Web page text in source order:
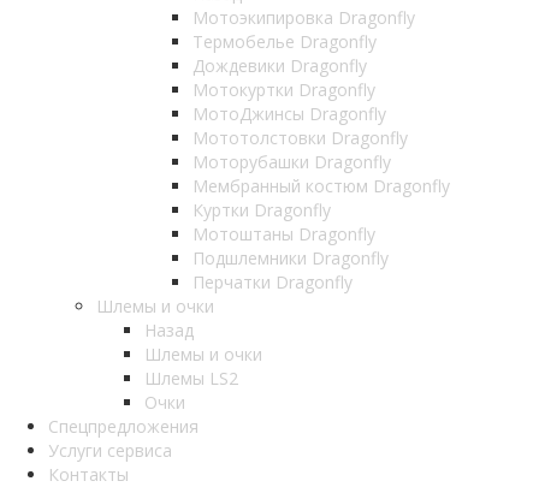
Мотоэкипировка Dragonfly
Термобелье Dragonfly
Дождевики Dragonfly
Мотокуртки Dragonfly
МотоДжинсы Dragonfly
Мототолстовки Dragonfly
Моторубашки Dragonfly
Мембранный костюм Dragonfly
Куртки Dragonfly
Мотоштаны Dragonfly
Подшлемники Dragonfly
Перчатки Dragonfly
Шлемы и очки
Назад
Шлемы и очки
Шлемы LS2
Очки
Спецпредложения
Услуги сервиса
Контакты